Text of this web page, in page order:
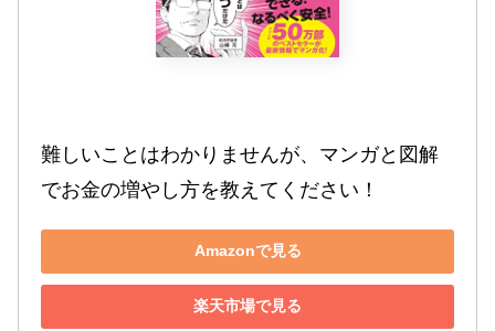
難しいことはわかりませんが、マンガと図解
でお金の増やし方を教えてください！
Amazonで見る
楽天市場で見る